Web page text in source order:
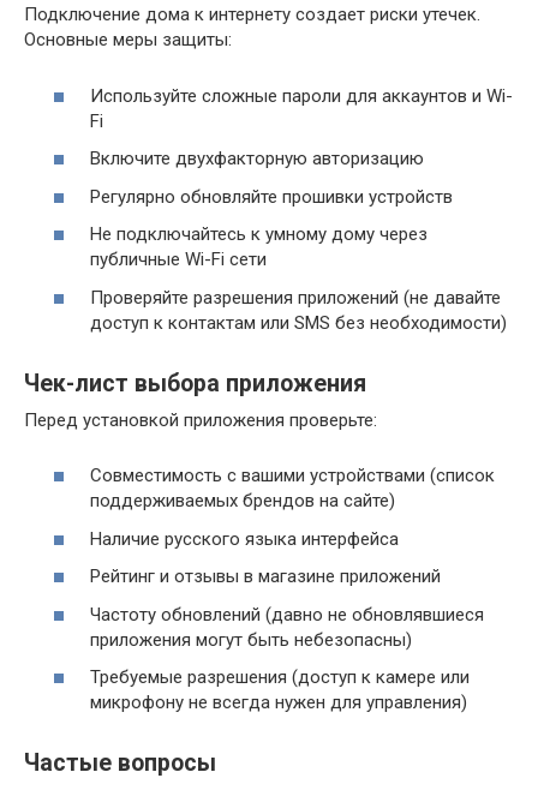
Подключение дома к интернету создает риски утечек.
Основные меры защиты:
Используйте сложные пароли для аккаунтов и Wi-
Fi
Включите двухфакторную авторизацию
Регулярно обновляйте прошивки устройств
Не подключайтесь к умному дому через
публичные Wi-Fi сети
Проверяйте разрешения приложений (не давайте
доступ к контактам или SMS без необходимости)
Чек-лист выбора приложения
Перед установкой приложения проверьте:
Совместимость с вашими устройствами (список
поддерживаемых брендов на сайте)
Наличие русского языка интерфейса
Рейтинг и отзывы в магазине приложений
Частоту обновлений (давно не обновлявшиеся
приложения могут быть небезопасны)
Требуемые разрешения (доступ к камере или
микрофону не всегда нужен для управления)
Частые вопросы